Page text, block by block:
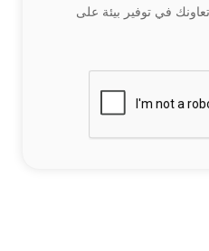
في توفير بيئة على